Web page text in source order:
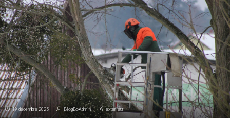
19 décembre 2025 BlogBoAdmin exterieur